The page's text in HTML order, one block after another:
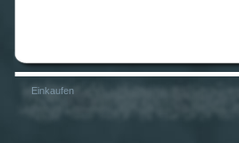
Einkaufen